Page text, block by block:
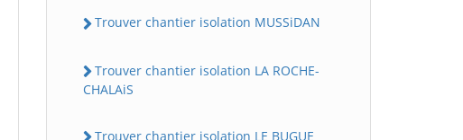
Trouver chantier isolation MUSSiDAN
Trouver chantier isolation LA ROCHE-
CHALAiS
Trouver chantier isolation LE BUGUE